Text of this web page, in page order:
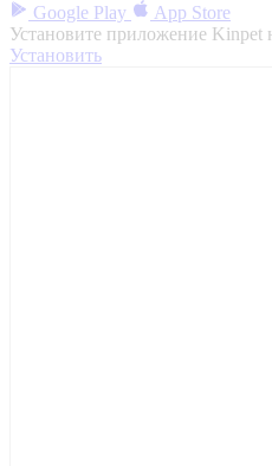
Google Play
App Store
Установите приложение Kinpet
Установить